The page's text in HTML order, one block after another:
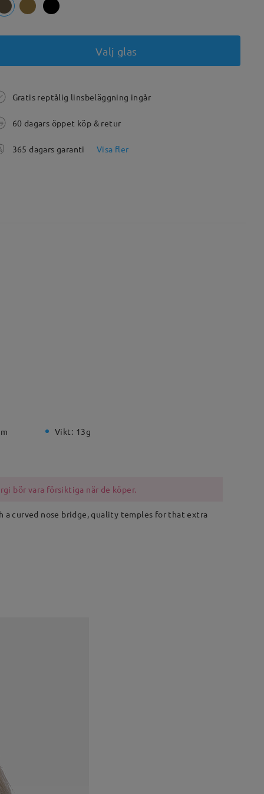
Valj glas
Gratis reptålig linsbeläggning ingår
60 dagars öppet köp & retur
365 dagars garanti Visa fler
Vikt: 13g
bör vara försiktiga när de köper.
a curved nose bridge, quality temples for that extra